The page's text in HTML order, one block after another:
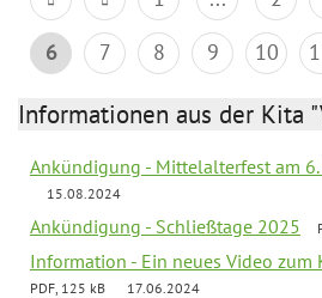
6
7 8 9 10
Informationen aus der Kita
Ankündigung - Mittelalterfest am
15.08.2024
Ankündigung - Schließtage 2025
Information - Ein neues Video zum
PDF, 125 kB 17.06.2024